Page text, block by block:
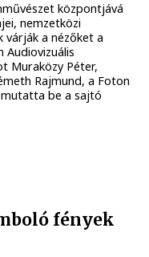
központjává
nemzetközi
várják a nézőket a
Audiovizuális
Muraközy Péter,
Rajmund, a Foton
be a sajtó
fények